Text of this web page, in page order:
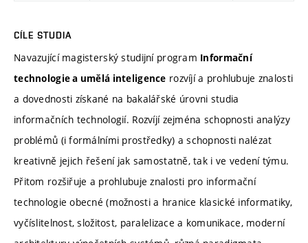
CÍLE STUDIA
Navazující magisterský studijní program Informační
technologie a umělá inteligence rozvíjí a prohlubuje znalosti
a dovednosti získané na bakalářské úrovni studia
informačních technologií. Rozvíjí zejména schopnosti analýzy
problémů (i formálními prostředky) a schopnosti nalézat
kreativně jejich řešení jak samostatně, tak i ve vedení týmu.
Přitom rozšiřuje a prohlubuje znalosti pro informační
technologie obecné (možnosti a hranice klasické informatiky,
vyčíslitelnost, složitost, paralelizace a komunikace, moderní